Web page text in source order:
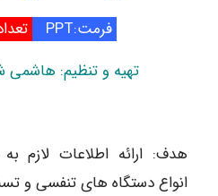
فرمت:PPT
تهیه و تنظیم:
هدف: ارائه اطلاعات لازم
انواع دستگاه های تنفسی و